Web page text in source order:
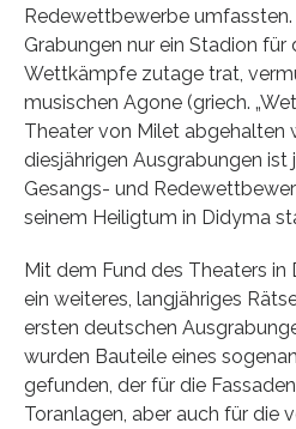
Redewettbewerbe umfassten.
Grabungen nur ein Stadion für
Wettkämpfe zutage trat,
musischen Agone (griech.
Theater von Milet abgehalten
diesjährigen Ausgrabungen ist
Gesangs- und
seinem Heiligtum in Didyma
Mit dem Fund des Theaters
ein weiteres, langjähriges
ersten deutschen
wurden Bauteile eines
gefunden, der für die
Toranlagen, aber auch für die